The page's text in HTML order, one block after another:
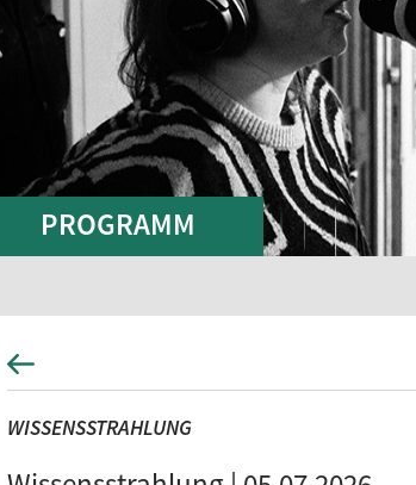
PROGRAMM
WISSENSSTRAHLUNG